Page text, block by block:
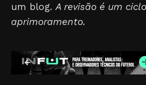
um blog.A revisão é um
aprimoramento.